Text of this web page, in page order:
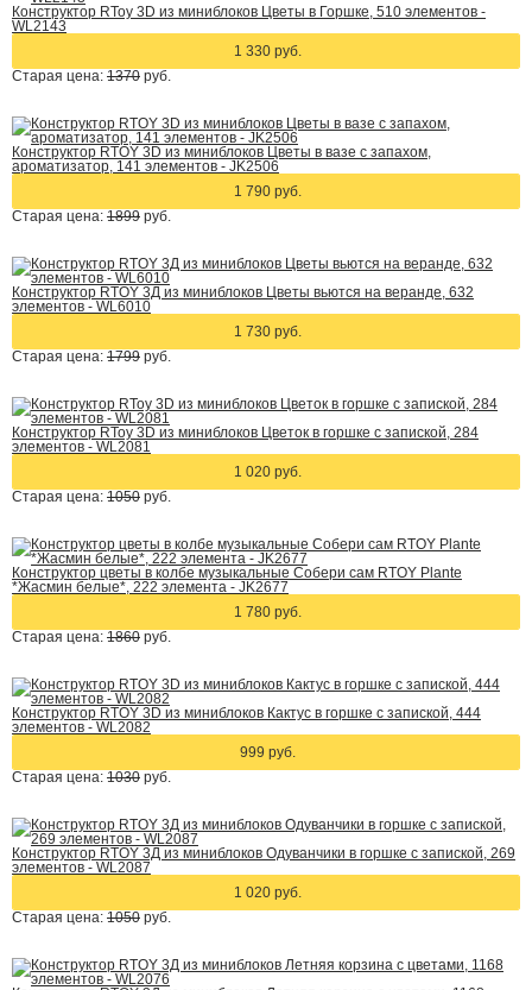
Конструктор RToy 3D из миниблоков Цветы в Горшке, 510 элементов -
WL2143
1 330 руб.
Старая цена: 1370 руб.
Конструктор RTOY 3D из миниблоков Цветы в вазе с запахом,
ароматизатор, 141 элементов - JK2506
1 790 руб.
Старая цена: 1899 руб.
Конструктор RTOY 3Д из миниблоков Цветы вьются на веранде, 632
элементов - WL6010
1 730 руб.
Старая цена: 1799 руб.
Конструктор RToy 3D из миниблоков Цветок в горшке с запиской, 284
элементов - WL2081
1 020 руб.
Старая цена: 1050 руб.
Конструктор цветы в колбе музыкальные Собери сам RTOY Plante
*Жасмин белые*, 222 элемента - JK2677
1 780 руб.
Старая цена: 1860 руб.
Конструктор RTOY 3D из миниблоков Кактус в горшке с запиской, 444
элементов - WL2082
999 руб.
Старая цена: 1030 руб.
Конструктор RTOY 3Д из миниблоков Одуванчики в горшке с запиской, 269
элементов - WL2087
1 020 руб.
Старая цена: 1050 руб.